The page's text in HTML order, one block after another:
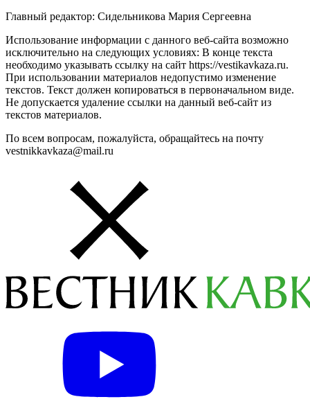
Главный редактор: Сидельникова Мария Сергеевна
Использование информации с данного веб-сайта возможно
исключительно на следующих условиях: В конце текста
необходимо указывать ссылку на сайт https://vestikavkaza.ru.
При использовании материалов недопустимо изменение
текстов. Текст должен копироваться в первоначальном виде.
Не допускается удаление ссылки на данный веб-сайт из
текстов материалов.
По всем вопросам, пожалуйста, обращайтесь на почту
vestnikkavkaza@mail.ru